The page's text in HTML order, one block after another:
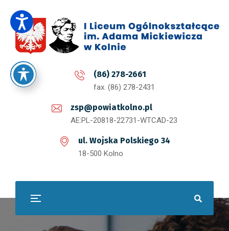
(86) 278-2661
fax. (86) 278-2431
zsp@powiatkolno.pl
AE:PL-20818-22731-WTCAD-23
ul. Wojska Polskiego 34
18-500 Kolno